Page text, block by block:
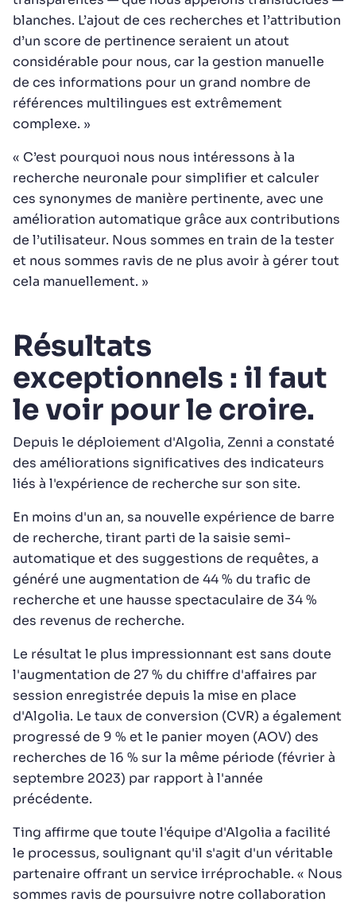
blanches. L’ajout de ces recherches et l’attribution
d’un score de pertinence seraient un atout
considérable pour nous, car la gestion manuelle
de ces informations pour un grand nombre de
références multilingues est extrêmement
complexe. »
« C’est pourquoi nous nous intéressons à la
recherche neuronale pour simplifier et calculer
ces synonymes de manière pertinente, avec une
amélioration automatique grâce aux contributions
de l’utilisateur. Nous sommes en train de la tester
et nous sommes ravis de ne plus avoir à gérer tout
cela manuellement. »
Résultats
exceptionnels : il faut
le voir pour le croire.
Depuis le déploiement d'Algolia, Zenni a constaté
des améliorations significatives des indicateurs
liés à l'expérience de recherche sur son site.
En moins d'un an, sa nouvelle expérience de barre
de recherche, tirant parti de la saisie semi-
automatique et des suggestions de requêtes, a
généré une augmentation de 44 % du trafic de
recherche et une hausse spectaculaire de 34 %
des revenus de recherche.
Le résultat le plus impressionnant est sans doute
l'augmentation de 27 % du chiffre d'affaires par
session enregistrée depuis la mise en place
d'Algolia. Le taux de conversion (CVR) a également
progressé de 9 % et le panier moyen (AOV) des
recherches de 16 % sur la même période (février à
septembre 2023) par rapport à l'année
précédente.
Ting affirme que toute l'équipe d'Algolia a facilité
le processus, soulignant qu'il s'agit d'un véritable
partenaire offrant un service irréprochable. « Nous
sommes ravis de poursuivre notre collaboration